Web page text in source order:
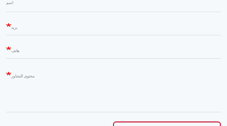
اسم
بريد
هاتف
محتوى التشاور